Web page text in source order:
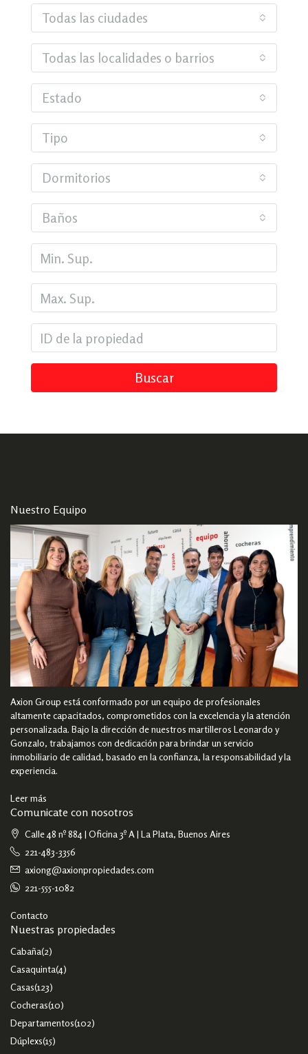
Todas las ciudades
Todas las localidades o barrios
Estado
Tipo
Dormitorios
Baños
Buscar
Nuestro Equipo
Axion Group está conformado por un equipo de profesionales
altamente capacitados, comprometidos con la excelencia y la atención
personalizada. Bajo la dirección de nuestros martilleros Leonardo y
Gonzalo, trabajamos con dedicación para brindar un servicio
inmobiliario de calidad, basado en la confianza, la responsabilidad y la
experiencia.
Leer más
Comunicate con nosotros
Calle 48 nº 884 | Oficina 3º A | La Plata, Buenos Aires
221-483-3356
axiong@axionpropiedades.com
221-555-1082
Contacto
Nuestras propiedades
Cabaña(2)
Casaquinta(4)
Casas(123)
Cocheras(10)
Departamentos(102)
Dúplexs(15)